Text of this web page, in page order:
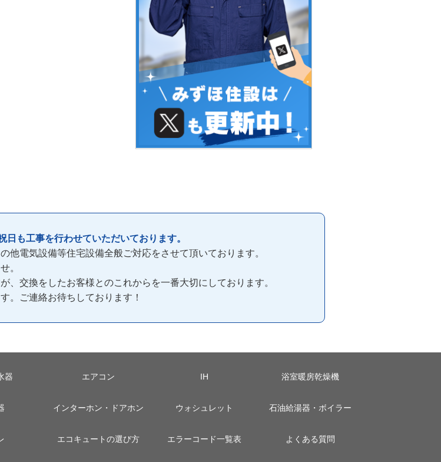
も工事を行わせていただいております。
他電気設備等住宅設備全般ご対応をさせて頂いております。
。
、交換をしたお客様とのこれからを一番大切にしております。
。ご連絡お待ちしております！
器 エアコン IH 浴室暖房乾燥機
インターホン・ドアホン ウォシュレット 石油給湯器・ボイラー
エコキュートの選び方 エラーコード一覧表 よくある質問